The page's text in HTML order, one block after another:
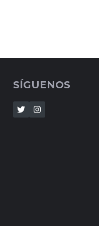
SÍGUENOS